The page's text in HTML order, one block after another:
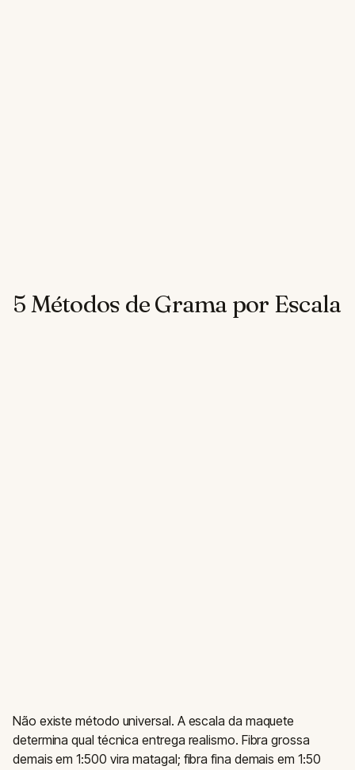
5 Métodos de Grama por Escala
Não existe método universal. A escala da maquete
determina qual técnica entrega realismo. Fibra grossa
demais em 1:500 vira matagal; fibra fina demais em 1:50